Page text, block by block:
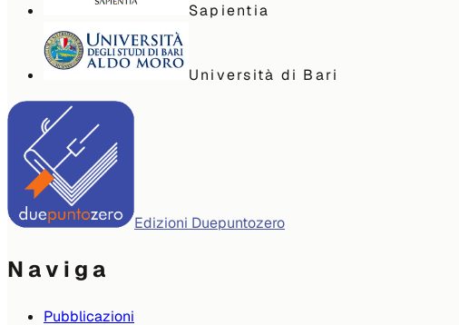
Sapientia
Università di Bari
Edizioni Duepuntozero
Naviga
Pubblicazioni